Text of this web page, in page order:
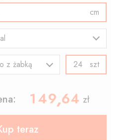
cm
z żabką szt
, zł
teraz